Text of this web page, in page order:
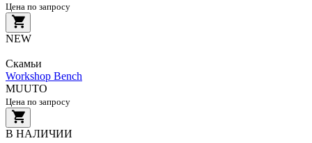
Цена по запросу
NEW
Скамьи
Workshop Bench
MUUTO
Цена по запросу
В НАЛИЧИИ